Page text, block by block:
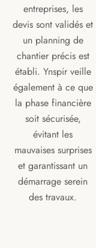
entreprises, les
devis sont validés et
un planning de
chantier précis est
établi. Ynspir veille
également à ce que
la phase financière
soit sécurisée,
évitant les
mauvaises surprises
et garantissant un
démarrage serein
des travaux.